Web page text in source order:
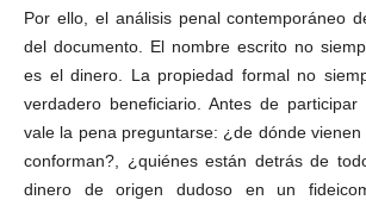
Por ello, el análisis penal contemporáneo
del documento. El nombre escrito no
es el dinero. La propiedad formal no
verdadero beneficiario. Antes de participar
vale la pena preguntarse: ¿de dónde
conforman?, ¿quiénes están detrás de
dinero de origen dudoso en un